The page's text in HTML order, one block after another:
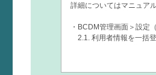
詳細についてはマニュア
・BCDM管理画面＞設定
2.1. 利用者情報を一括